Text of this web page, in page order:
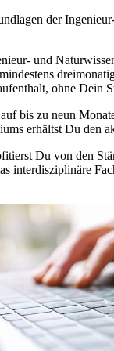
der
und
ohne Dein
bis zu neun
erhältst Du den
Du von den
interdisziplinäre